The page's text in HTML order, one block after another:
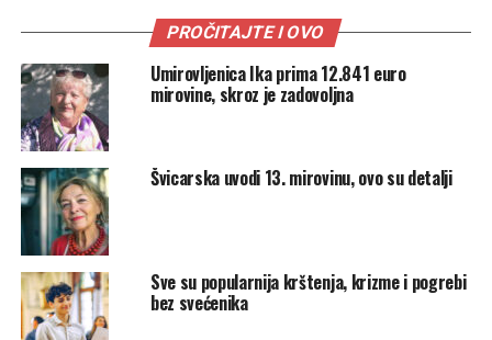
PROČITAJTE I OVO
Umirovljenica Ika prima 12.841 euro
mirovine, skroz je zadovoljna
Švicarska uvodi 13. mirovinu, ovo su detalji
Sve su popularnija krštenja, krizme i pogrebi
bez svećenika